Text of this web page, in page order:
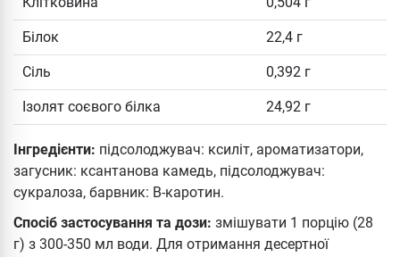
Білок 22,4 г
Сіль 0,392 г
Ізолят соєвого білка 24,92 г
Інгредієнти: підсолоджувач: ксиліт, ароматизатори,
загусник: ксантанова камедь, підсолоджувач:
сукралоза, барвник: B-каротин.
Спосіб застосування та дози: змішувати 1 порцію (28
г) з 300-350 мл води. Для отримання десертної